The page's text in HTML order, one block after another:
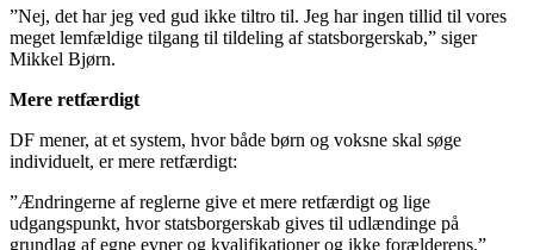
”Nej, det har jeg ved gud ikke tiltro til. Jeg har ingen tillid til vores
meget lemfældige tilgang til tildeling af statsborgerskab,” siger
Mikkel Bjørn.
Mere retfærdigt
DF mener, at et system, hvor både børn og voksne skal søge
individuelt, er mere retfærdigt:
”Ændringerne af reglerne give et mere retfærdigt og lige
udgangspunkt, hvor statsborgerskab gives til udlændinge på
grundlag af egne evner og kvalifikationer og ikke forælderens,”